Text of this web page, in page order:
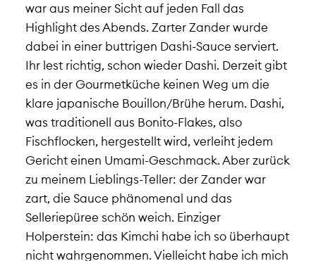
war aus meiner Sicht auf jeden Fall das
Highlight des Abends. Zarter Zander wurde
dabei in einer buttrigen Dashi-Sauce serviert.
Ihr lest richtig, schon wieder Dashi. Derzeit gibt
es in der Gourmetküche keinen Weg um die
klare japanische Bouillon/Brühe herum. Dashi,
was traditionell aus Bonito-Flakes, also
Fischflocken, hergestellt wird, verleiht jedem
Gericht einen Umami-Geschmack.Aber zurück
zu meinem Lieblings-Teller: der Zander war
zart, die Sauce phänomenal und das
Selleriepüree schön weich. Einziger
Holperstein: das Kimchi habe ich so überhaupt
nicht wahrgenommen. Vielleicht habe ich mich